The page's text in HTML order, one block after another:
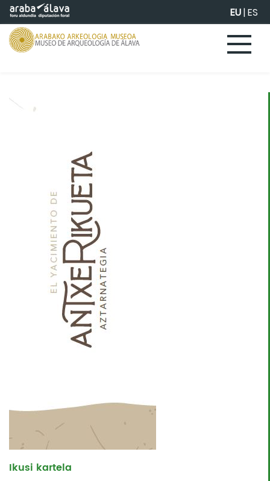
Eduki nagusira joan EU|ES
Ikusi kartela